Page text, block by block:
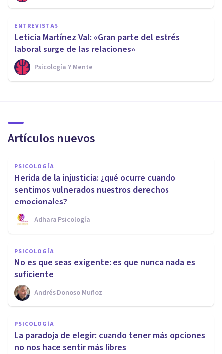
ENTREVISTAS
Leticia Martínez Val: «Gran parte del estrés
laboral surge de las relaciones»
Psicología Y Mente
Artículos nuevos
PSICOLOGÍA
Herida de la injusticia: ¿qué ocurre cuando
sentimos vulnerados nuestros derechos
emocionales?
Adhara Psicología
PSICOLOGÍA
No es que seas exigente: es que nunca nada es
suficiente
Andrés Donoso Muñoz
PSICOLOGÍA
La paradoja de elegir: cuando tener más opciones
no nos hace sentir más libres